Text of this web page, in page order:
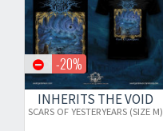
-20%
INHERITS THE VOID
SCARS OF YESTERYEARS (SIZE M)